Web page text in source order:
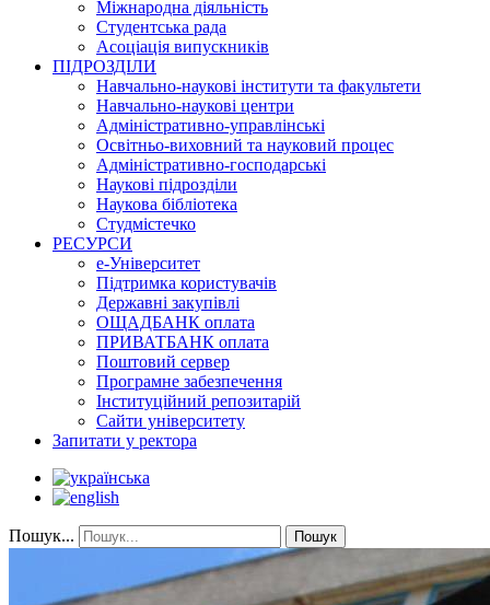
Міжнародна діяльність
Студентська рада
Асоціація випускників
ПІДРОЗДІЛИ
Навчально-наукові інститути та факультети
Навчально-наукові центри
Адміністративно-управлінські
Освітньо-виховний та науковий процес
Адміністративно-господарські
Наукові підрозділи
Наукова бібліотека
Студмістечко
РЕСУРСИ
е-Університет
Підтримка користувачів
Державні закупівлі
ОЩАДБАНК оплата
ПРИВАТБАНК оплата
Поштовий сервер
Програмне забезпечення
Інституційний репозитарій
Сайти університету
Запитати у ректора
Пошук... Пошук